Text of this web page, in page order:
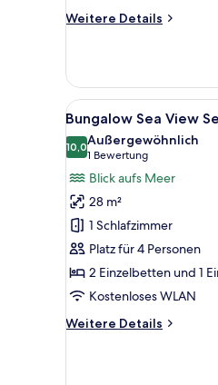
Weitere Details
Weitere
Meerblick
(Outdoor
Whirlpool
Spa)
Alle
Fotos
für
Bungalow
Sea
View
Sea
Front
anzeigen
5
Bungalow Sea View
10,010,0 von 10
Außergewöhnlich
1 Bewertung
(1
Bewertung)
Blick aufs Meer
28 m²
1 Schlafzimmer
Platz für 4 Personen
2 Einzelbetten und 1
Kostenloses WLAN
Weitere Details
Weitere